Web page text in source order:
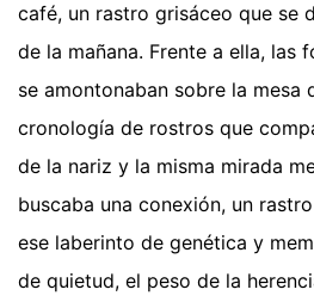
café, un rastro grisáceo que se
de la mañana. Frente a ella, las
se amontonaban sobre la mesa
cronología de rostros que
de la nariz y la misma mirada
buscaba una conexión, un
ese laberinto de genética y
de quietud, el peso de la